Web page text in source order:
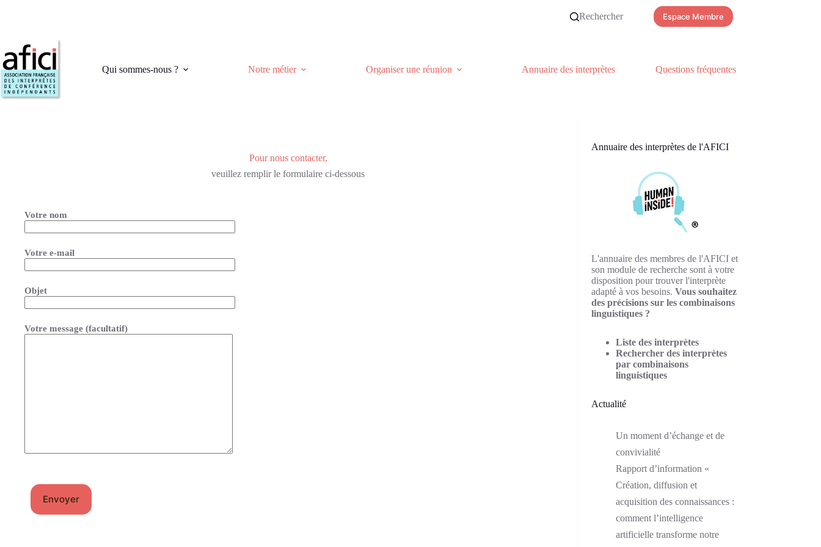
Rechercher Espace Membre
Qui sommes-nous ? Notre métier Organiser une réunion Annuaire des interprètes Questions fréquentes
Pour nous contacter,
veuillez remplir le formulaire ci-dessous
Votre nom
Votre e-mail
Objet
Votre message (facultatif)
Annuaire des interprètes de l'AFICI
L'annuaire des membres de l'AFICI et
son module de recherche sont à votre
disposition pour trouver l'interprète
adapté à vos besoins. Vous souhaitez
des précisions sur les combinaisons
linguistiques ?
Liste des interprètes
Rechercher des interprètes
par combinaisons
linguistiques
Actualité
Un moment d’échange et de
convivialité
Rapport d’information «
Création, diffusion et
acquisition des connaissances :
comment l’intelligence
artificielle transforme notre